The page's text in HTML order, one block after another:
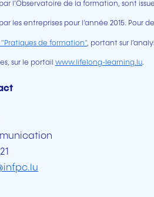
l’Observatoire de la formation, sont
les entreprises pour l’année 2015. Pour
"Pratiques de formation", portant sur
sur le portail www.lifelong-learning.lu.